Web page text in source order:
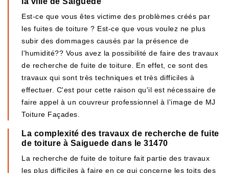
Est-ce que vous êtes victime des problèmes créés par
les fuites de toiture ? Est-ce que vous voulez ne plus
subir des dommages causés par la présence de
l'humidité?? Vous avez la possibilité de faire des travaux
de recherche de fuite de toiture. En effet, ce sont des
travaux qui sont très techniques et très difficiles à
effectuer. C'est pour cette raison qu'il est nécessaire de
faire appel à un couvreur professionnel à l'image de MJ
Toiture Façades.
La complexité des travaux de recherche de fuite
de toiture à Saiguede dans le 31470
La recherche de fuite de toiture fait partie des travaux
les plus difficiles à faire en ce qui concerne les toits des